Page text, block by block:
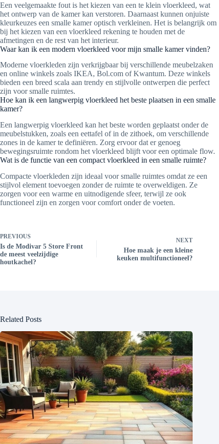
Een veelgemaakte fout is het kiezen van een te klein vloerkleed, wat
het ontwerp van de kamer kan verstoren. Daarnaast kunnen onjuiste
kleurkeuzes een smalle kamer optisch verkleinen. Het is belangrijk om
bij het kiezen van een vloerkleed rekening te houden met de
afmetingen en de rest van het interieur.
Waar kan ik een modern vloerkleed voor mijn smalle kamer vinden?
Moderne vloerkleden zijn verkrijgbaar bij verschillende meubelzaken
en online winkels zoals IKEA, Bol.com of Kwantum. Deze winkels
bieden een breed scala aan trendy en stijlvolle ontwerpen die perfect
zijn voor smalle ruimtes.
Hoe kan ik een langwerpig vloerkleed het beste plaatsen in een smalle
kamer?
Een langwerpig vloerkleed kan het beste worden geplaatst onder de
meubelstukken, zoals een eettafel of in de zithoek, om verschillende
zones in de kamer te definiëren. Zorg ervoor dat er genoeg
bewegingsruimte rondom het vloerkleed blijft voor een optimale flow.
Wat is de functie van een compact vloerkleed in een smalle ruimte?
Compacte vloerkleden zijn ideaal voor smalle ruimtes omdat ze een
stijlvol element toevoegen zonder de ruimte te overweldigen. Ze
zorgen voor een warme en uitnodigende sfeer, terwijl ze ook
functioneel zijn en zorgen voor comfort onder de voeten.
PREVIOUS
Is de Modivar 5 Store Front
de meest veelzijdige
houtkachel?
NEXT
Hoe maak je een kleine
keuken multifunctioneel?
Related Posts